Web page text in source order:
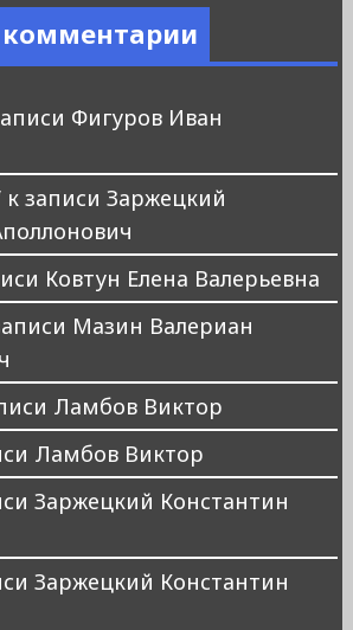
Фигуров Иван
к записи Заржецкий
Ковтун Елена Валерьевна
Мазин Валериан
Ламбов Виктор
Ламбов Виктор
Заржецкий Константин
Заржецкий Константин